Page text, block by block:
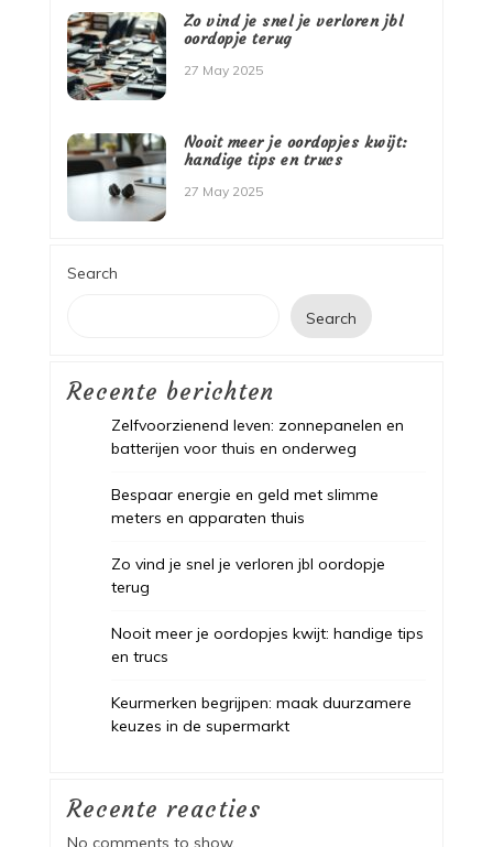
Zo vind je snel je verloren jbl
oordopje terug
27 May 2025
Nooit meer je oordopjes kwijt:
handige tips en trucs
27 May 2025
Search
Search
Recente berichten
Zelfvoorzienend leven: zonnepanelen en
batterijen voor thuis en onderweg
Bespaar energie en geld met slimme
meters en apparaten thuis
Zo vind je snel je verloren jbl oordopje
terug
Nooit meer je oordopjes kwijt: handige tips
en trucs
Keurmerken begrijpen: maak duurzamere
keuzes in de supermarkt
Recente reacties
No comments to show.